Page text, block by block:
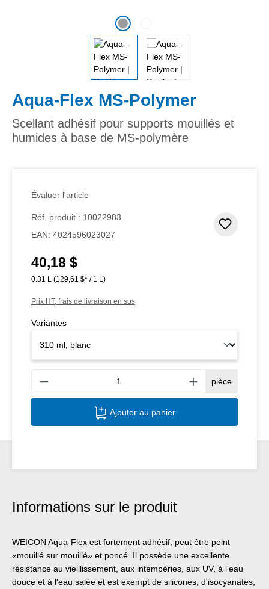
Aqua-Flex MS-Polymer
Scellant adhésif pour supports mouillés et
humides à base de MS-polymère
Évaluer l'article
Réf. produit : 10022983
EAN: 4024596023027
Prix régulier :
40,18 $
0.31 L (129,61 $* / 1 L)
Prix HT, frais de livraison en sus
Variantes
pièce
Ajouter au panier
Informations sur le produit
WEICON Aqua-Flex est fortement adhésif, peut être peint
«mouillé sur mouillé» et poncé. Il possède une excellente
résistance au vieillissement, aux intempéries, aux UV, à l'eau
douce et à l'eau salée et est exempt de silicones, d'isocyanates,